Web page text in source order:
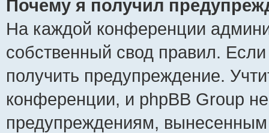
Почему я получил
На каждой конференции
собственный свод правил.
получить предупреждение.
конференции, и phpBB Group
предупреждениям,